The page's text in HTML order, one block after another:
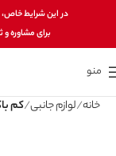
در این شرایط
برای مشاوره
منو
خانه لوازم جانبی کم